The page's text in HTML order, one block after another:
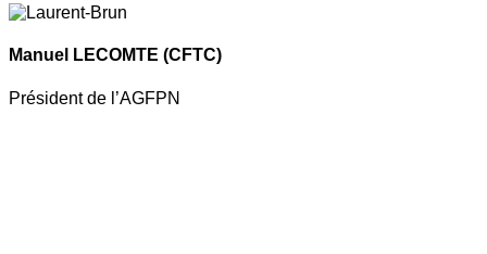
Manuel LECOMTE (CFTC)
Président de l’AGFPN